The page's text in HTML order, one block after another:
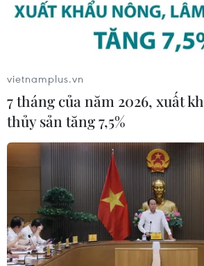
vietnamplus.vn
7 tháng của năm 2026, xuất
thủy sản tăng 7,5%